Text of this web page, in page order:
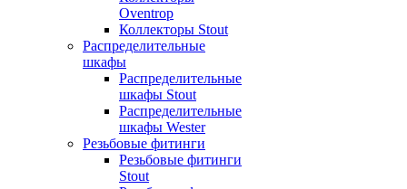
Oventrop
Коллекторы Stout
Распределительные
шкафы
Распределительные
шкафы Stout
Распределительные
шкафы Wester
Резьбовые фитинги
Резьбовые фитинги
Stout